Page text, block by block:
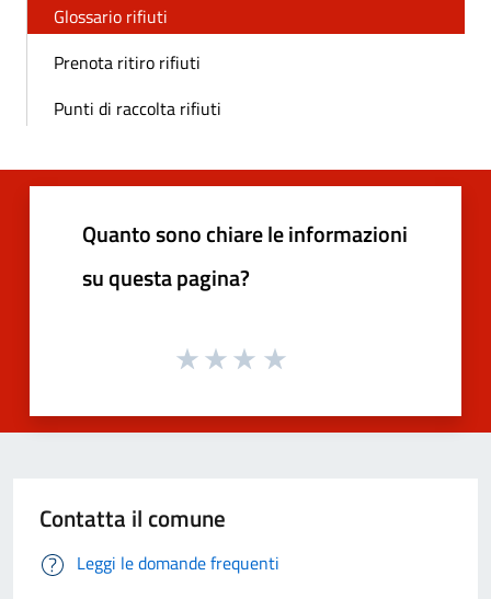
Glossario rifiuti
Prenota ritiro rifiuti
Punti di raccolta rifiuti
Quanto sono chiare le informazioni
su questa pagina?
Contatta il comune
Leggi le domande frequenti